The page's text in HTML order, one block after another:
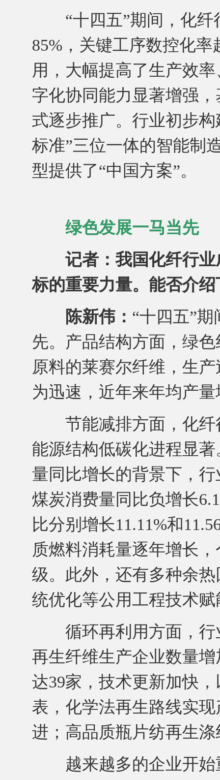
“十四五”期间，化纤
85%，关键工序数控化
用，大幅提高了生产效
字化协同能力显著增强
式逐步推广。行业初步
标准”三位一体的智能制
型提供了“中国方案”。
绿色发展一马当先
记者：我国化纤行
标的重要力量。能否介
陈新伟： “十四五”
先。产品结构方面，绿
原料的莱赛尔纤维，生
为迅速，近年来年均产
节能减排方面，化纤
能源结构低碳化进程显
量同比增长的背景下，
煤炭消费量同比负增长
比分别增长11.11%和
质燃料消耗量逐年增长
级。此外，还有多种余
统优化等公用工程技术
循环再利用方面，行
再生纤维生产企业数量
达39家，技术更新加快
表，化学法再生路线实
进；高品质瓶片纺再生
越来越多的企业开始